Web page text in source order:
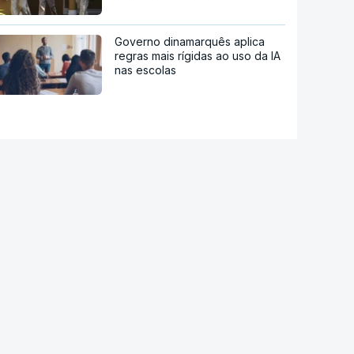
Governo dinamarquês aplica
regras mais rígidas ao uso da IA
nas escolas